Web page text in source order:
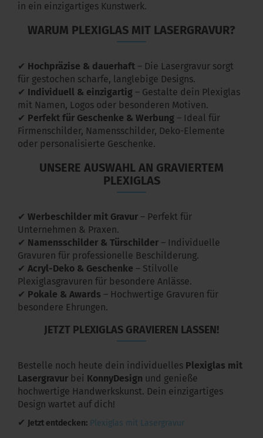
in ein einzigartiges Kunstwerk.
WARUM PLEXIGLAS MIT LASERGRAVUR?
✔ Hochpräzise & dauerhaft – Die Lasergravur sorgt
für gestochen scharfe, langlebige Designs.
✔ Individuell & einzigartig – Gestalte dein Plexiglas
mit Namen, Logos oder besonderen Motiven.
✔ Perfekt für Geschenke & Werbung – Ideal für
Firmenschilder, Namensschilder, Deko-Elemente
oder personalisierte Geschenke.
UNSERE AUSWAHL AN GRAVIERTEM
PLEXIGLAS
✔ Werbeschilder mit Gravur – Perfekt für
Unternehmen & Praxen.
✔​​​​​​​ Namensschilder & Türschilder – Individuelle
Gravuren für professionelle Beschilderung.
✔​​​​​​​ Acryl-Deko & Geschenke – Stilvolle
Plexiglasgravuren für besondere Anlässe.
✔ Pokale & Awards – Hochwertige Gravuren für
besondere Ehrungen.
JETZT PLEXIGLAS GRAVIEREN LASSEN!
Bestelle noch heute dein individuelles Plexiglas mit
Lasergravur bei KonnyDesign und genieße
hochwertige Handwerkskunst. Dein einzigartiges
Design wartet auf dich!
✔ Jetzt entdecken: Plexiglas mit Lasergravur